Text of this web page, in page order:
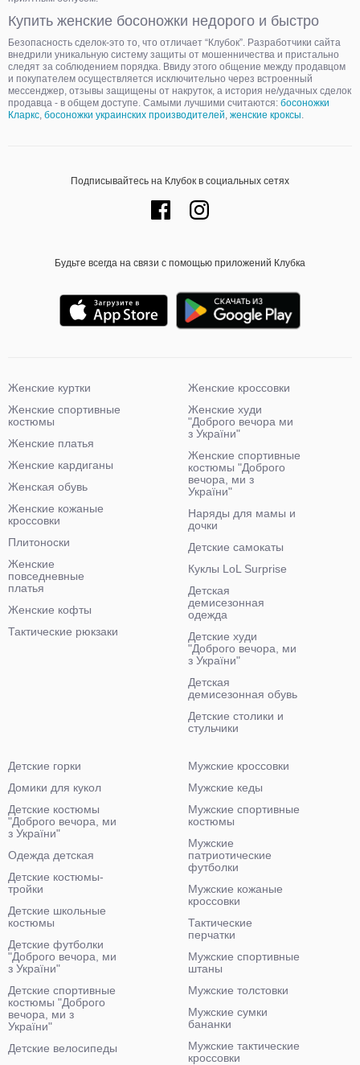
Купить женские босоножки недорого и быстро
Безопасность сделок-это то, что отличает “Клубок”. Разработчики сайта
внедрили уникальную систему защиты от мошенничества и пристально
следят за соблюдением порядка. Ввиду этого общение между продавцом
и покупателем осуществляется исключительно через встроенный
мессенджер, отзывы защищены от накруток, а история не/удачных сделок
продавца - в общем доступе. Самыми лучшими считаются: босоножки
Кларкс, босоножки украинских производителей, женские кроксы.
Подписывайтесь на Клубок в социальных сетях
Будьте всегда на связи с помощью приложений Клубка
Женские куртки
Женские спортивные
костюмы
Женские платья
Женские кардиганы
Женская обувь
Женские кожаные
кроссовки
Плитоноски
Женские
повседневные
платья
Женские кофты
Тактические рюкзаки
Женские кроссовки
Женские худи
"Доброго вечора ми
з України"
Женские спортивные
костюмы "Доброго
вечора, ми з
України"
Наряды для мамы и
дочки
Детские самокаты
Куклы LoL Surprise
Детская
демисезонная
одежда
Детские худи
"Доброго вечора, ми
з України"
Детская
демисезонная обувь
Детские столики и
стульчики
Детские горки
Домики для кукол
Детские костюмы
"Доброго вечора, ми
з України"
Одежда детская
Детские костюмы-
тройки
Детские школьные
костюмы
Детские футболки
"Доброго вечора, ми
з України"
Детские спортивные
костюмы "Доброго
вечора, ми з
України"
Детские велосипеды
Мужские кроссовки
Мужские кеды
Мужские спортивные
костюмы
Мужские
патриотические
футболки
Мужские кожаные
кроссовки
Тактические
перчатки
Мужские спортивные
штаны
Мужские толстовки
Мужские сумки
бананки
Мужские тактические
кроссовки